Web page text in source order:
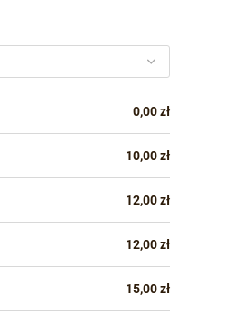
0,00 zł
10,00 zł
12,00 zł
12,00 zł
15,00 zł